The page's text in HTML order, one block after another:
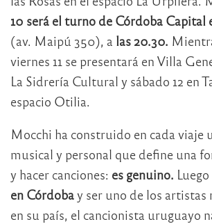
10 será el turno de Córdoba Capital
(av. Maipú 350), a las 20.30.
viernes 11 se presentará en Villa
La Sidrería Cultural y sábado 12 en
espacio Otilia.
Mocchi ha construido en cada viaje
musical y personal que define una
y hacer canciones: es genuino.
en Córdobay ser uno de los artistas
en su país, el cancionista uruguayo